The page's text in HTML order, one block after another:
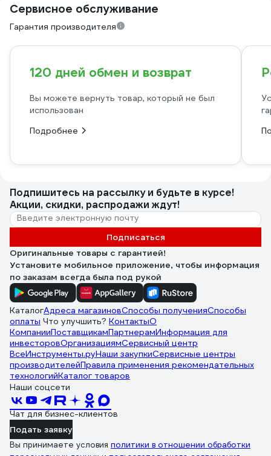
Сервисное обслуживание
Гарантия производителя
120 дней обмен и возврат
Вы можете вернуть товар, который не был
использован
Подробнее
Подпишитесь на рассылкуи будьте в курсе!
Акции, скидки, распродажи ждут!
Подписаться
Оригинальные товары с гарантией!
Установите мобильное приложение, чтобы информация
по заказам всегда была под рукой
КаталогАдреса магазиновСпособы полученияСпособы
оплаты Что улучшить? КонтактыО
КомпанииПоставщикамПартнерамИнформация для
инвесторовОрганизациямСервисный центр
ВсеИнструменты.руНаши закупкиСервисные центры
производителейПравила применения рекомендательных
технологийКаталог товаров
Наши соцсети
Чат для бизнес-клиентов
Подать заявку
Вы принимаете условия политики в отношении обработки